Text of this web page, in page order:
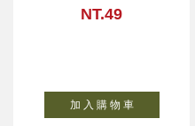
NT.49
加 入 購 物 車